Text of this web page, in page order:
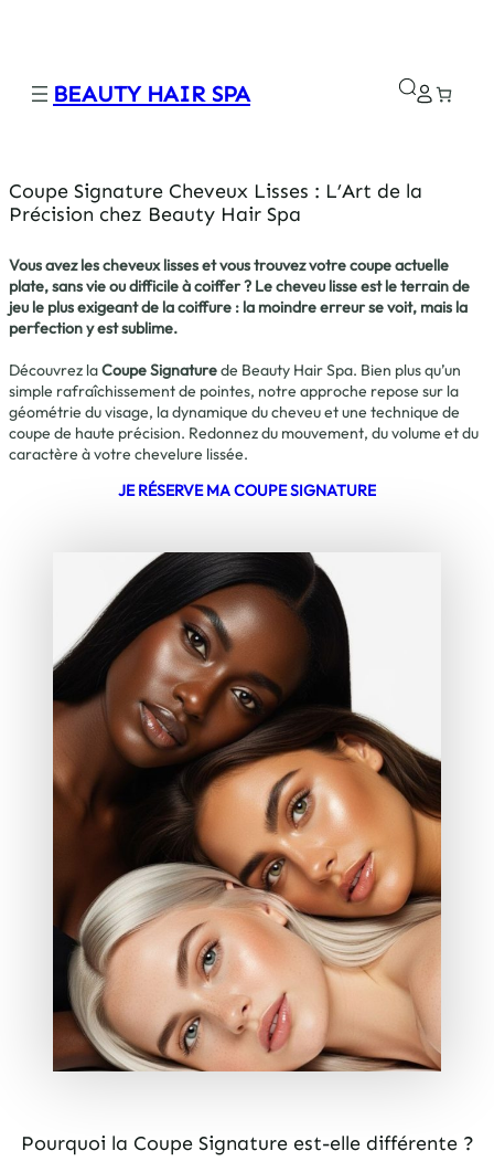
BEAUTY HAIR SPA
Coupe Signature Cheveux Lisses : L’Art de la
Précision chez Beauty Hair Spa
Vous avez les cheveux lisses et vous trouvez votre coupe actuelle
plate, sans vie ou difficile à coiffer ? Le cheveu lisse est le terrain de
jeu le plus exigeant de la coiffure : la moindre erreur se voit, mais la
perfection y est sublime.
Découvrez laCoupe Signaturede Beauty Hair Spa. Bien plus qu’un
simple rafraîchissement de pointes, notre approche repose sur la
géométrie du visage, la dynamique du cheveu et une technique de
coupe de haute précision. Redonnez du mouvement, du volume et du
caractère à votre chevelure lissée.
JE RÉSERVE MA COUPE SIGNATURE
Pourquoi la Coupe Signature est-elle différente ?